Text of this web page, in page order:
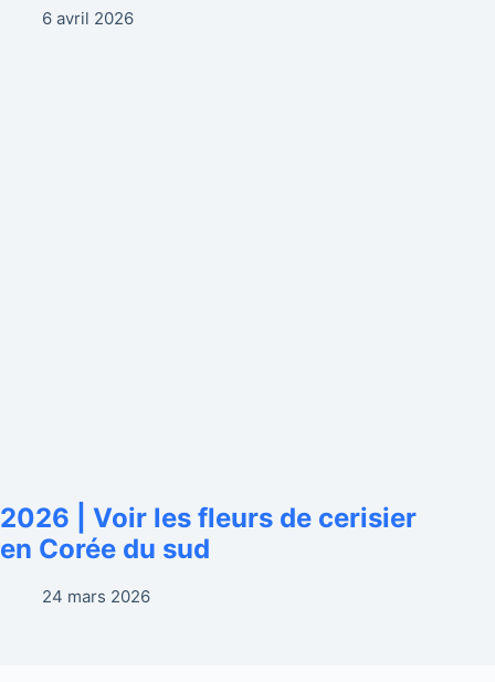
6 avril 2026
2026 | Voir les fleurs de cerisier
en Corée du sud
24 mars 2026